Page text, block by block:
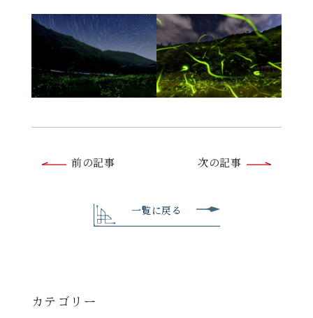
へ
前の記事 次の記事
一覧に戻る
カテゴリー